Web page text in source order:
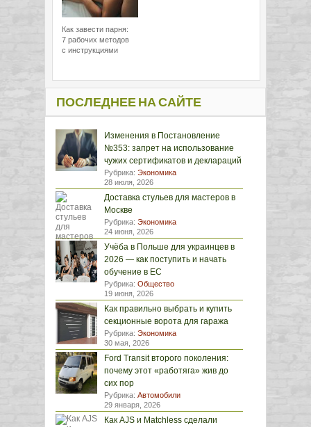
Как завести парня:
7 рабочих методов
с инструкциями
ПОСЛЕДНЕЕ НА САЙТЕ
Изменения в Постановление
№353: запрет на использование
чужих сертификатов и деклараций
Рубрика: Экономика
28 июля, 2026
Доставка стульев для мастеров в
Москве
Рубрика: Экономика
24 июня, 2026
Учёба в Польше для украинцев в
2026 — как поступить и начать
обучение в ЕС
Рубрика: Общество
19 июня, 2026
Как правильно выбрать и купить
секционные ворота для гаража
Рубрика: Экономика
30 мая, 2026
Ford Transit второго поколения:
почему этот «работяга» жив до
сих пор
Рубрика: Автомобили
29 января, 2026
Как AJS и Matchless сделали